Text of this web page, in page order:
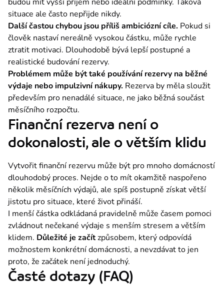
situace ale často nepřijde nikdy.
Další častou chybou jsou příliš ambiciózní cíle. Pokud si
člověk nastaví nereálně vysokou částku, může rychle
ztratit motivaci. Dlouhodobě bývá lepší postupné a
realistické budování rezervy.
Problémem může být také používání rezervy na běžné
výdaje nebo impulzivní nákupy. Rezerva by měla sloužit
především pro nenadálé situace, ne jako běžná součást
měsíčního rozpočtu.
Finanční rezerva není o
dokonalosti, ale o větším klidu
Vytvořit finanční rezervu může být pro mnoho domácností
dlouhodobý proces. Nejde o to mít okamžitě naspořeno
několik měsíčních výdajů, ale spíš postupně získat větší
jistotu pro situace, které život přináší.
I menší částka odkládaná pravidelně může časem pomoci
zvládnout nečekané výdaje s menším stresem a větším
klidem. Důležité je začít způsobem, který odpovídá
možnostem konkrétní domácnosti, a nevzdávat to jen
proto, že začátek není jednoduchý.
Časté dotazy (FAQ)